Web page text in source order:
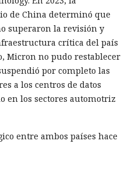
de China determinó que
superaron la revisión y
crítica del país
Micron no pudo restablecer
por completo las
a los centros de datos
en los sectores automotriz
entre ambos países hace